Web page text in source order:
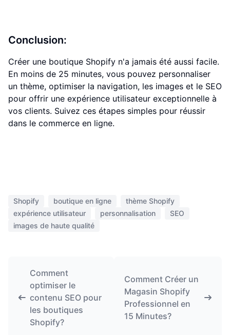
Conclusion:
Créer une boutique Shopify n'a jamais été aussi facile.
En moins de 25 minutes, vous pouvez personnaliser
un thème, optimiser la navigation, les images et le SEO
pour offrir une expérience utilisateur exceptionnelle à
vos clients. Suivez ces étapes simples pour réussir
dans le commerce en ligne.
Shopify boutique en ligne
thème Shopify
expérience utilisateur
personnalisation
SEO
images de haute qualité
Comment
optimiser le
contenu SEO pour
les boutiques
Shopify?
Comment Créer un
Magasin Shopify
Professionnel en
15 Minutes?